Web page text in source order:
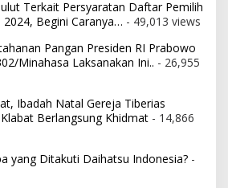
Terkait Persyaratan Daftar Pemilih
Begini Caranya… - 49,013 views
Pangan Presiden RI Prabowo
Minahasa Laksanakan Ini.. - 26,955
Ibadah Natal Gereja Tiberias
Berlangsung Khidmat - 14,866
yang Ditakuti Daihatsu Indonesia? -